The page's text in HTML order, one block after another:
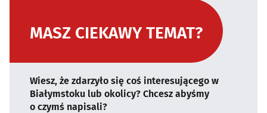
MASZ CIEKAWY TEMAT?
Wiesz, że zdarzyło się coś interesującego w
Białymstoku lub okolicy? Chcesz abyśmy
o czymś napisali?